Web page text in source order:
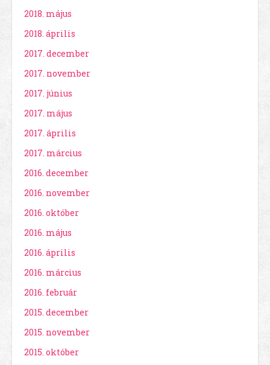
2018. május
2018. április
2017. december
2017. november
2017. június
2017. május
2017. április
2017. március
2016. december
2016. november
2016. október
2016. május
2016. április
2016. március
2016. február
2015. december
2015. november
2015. október